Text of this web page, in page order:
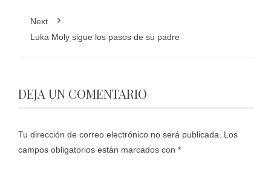
Next
Luka Moly sigue los pasos de su padre
DEJA UN COMENTARIO
Tu dirección de correo electrónico no será publicada. Los
campos obligatorios están marcados con *